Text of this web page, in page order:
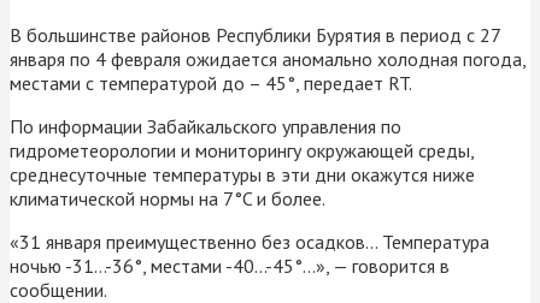
В большинстве районов Республики Бурятия в период с 27
января по 4 февраля ожидается аномально холодная погода,
местами с температурой до – 45°, передает RT.
По информации Забайкальского управления по
гидрометеорологии и мониторингу окружающей среды,
среднесуточные температуры в эти дни окажутся ниже
климатической нормы на 7°C и более.
«31 января преимущественно без осадков… Температура
ночью -31…-36°, местами -40…-45°…», — говорится в
сообщении.